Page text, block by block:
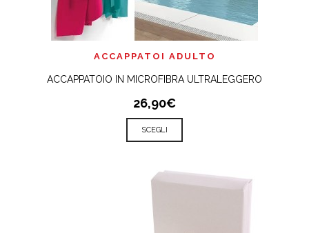
ACCAPPATOI ADULTO
ACCAPPATOIO IN MICROFIBRA ULTRALEGGERO
26,90€
SCEGLI